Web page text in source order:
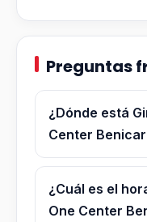
Preguntas
¿Dónde está
Center
¿Cuál es el
One Center